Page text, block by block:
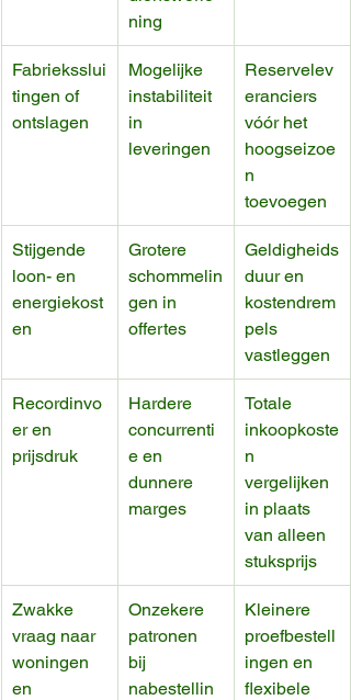
ning
Fabrieksslui
tingen of
ontslagen
Mogelijke
instabiliteit
in
leveringen
Reservelev
eranciers
vóór het
hoogseizoe
n
toevoegen
Stijgende
loon- en
energiekost
en
Grotere
schommelin
gen in
offertes
Geldigheids
duur en
kostendrem
pels
vastleggen
Recordinvo
er en
prijsdruk
Hardere
concurrenti
e en
dunnere
marges
Totale
inkoopkoste
n
vergelijken
in plaats
van alleen
stuksprijs
Zwakke
vraag naar
woningen
en
Onzekere
patronen
bij
nabestellin
Kleinere
proefbestell
ingen en
flexibele